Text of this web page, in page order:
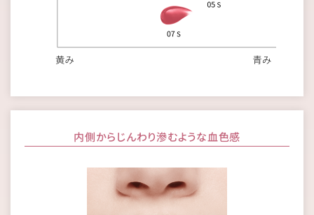
内側からじんわり滲むような血色感